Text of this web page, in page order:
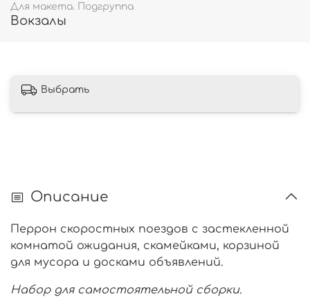
Для макета. Подгруппа
Вокзалы
Выбрать
Описание
Перрон скоростных поездов с застекленной
комнатой ожидания, скамейками, корзиной
для мусора и досками объявлений.
Набор для самостоятельной сборки.